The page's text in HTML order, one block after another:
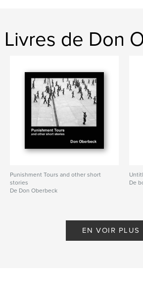
Livres de Don
Punishment Tours and other short
stories
De Don Oberbeck
De
EN VOIR PLUS